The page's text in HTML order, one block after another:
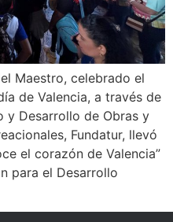
Maestro, celebrado el
de Valencia, a través de
y Desarrollo de Obras y
Fundatur, llevó
el corazón de Valencia”
para el Desarrollo